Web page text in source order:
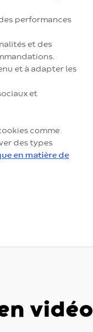
vidéo
performances
et des
et à adapter les
et
comme
des types
en matière de